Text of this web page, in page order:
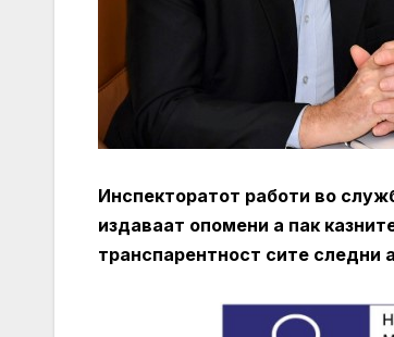
Инспекторатот работи во
издаваат опомени а пак
транспарентност сите следни